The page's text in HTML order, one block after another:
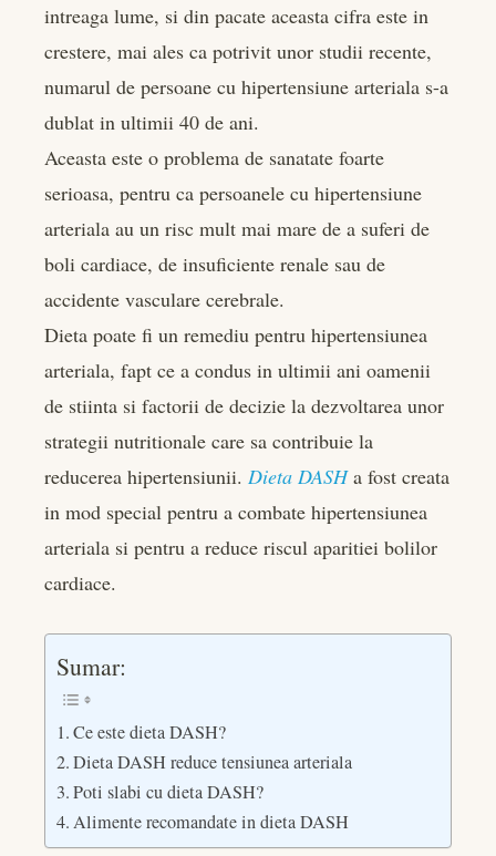
intreaga lume, si din pacate aceasta cifra este in
crestere, mai ales ca potrivit unor studii recente,
numarul de persoane cu hipertensiune arteriala s-a
dublat in ultimii 40 de ani.
Aceasta este o problema de sanatate foarte
serioasa, pentru ca persoanele cu hipertensiune
arteriala au un risc mult mai mare de a suferi de
boli cardiace, de insuficiente renale sau de
accidente vasculare cerebrale.
Dieta poate fi un remediu pentru hipertensiunea
arteriala, fapt ce a condus in ultimii ani oamenii
de stiinta si factorii de decizie la dezvoltarea unor
strategii nutritionale care sa contribuie la
reducerea hipertensiunii. Dieta DASHa fost creata
in mod special pentru a combate hipertensiunea
arteriala si pentru a reduce riscul aparitiei bolilor
cardiace.
Sumar:
Ce este dieta DASH?
Dieta DASH reduce tensiunea arteriala
Poti slabi cu dieta DASH?
Alimente recomandate in dieta DASH